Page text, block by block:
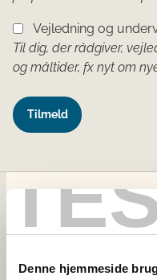
Denne hjemmeside
Vejledning og
Til dig, der rådgiver,
og måltider, fx nyt om
fødevareområdet og